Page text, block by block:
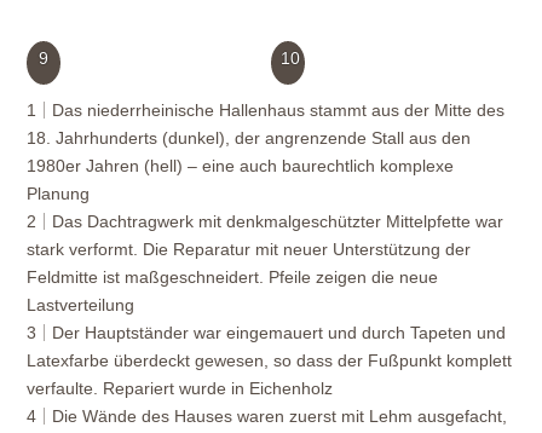
9 10
1
Das niederrheinische Hallenhaus stammt aus der Mitte des
18. Jahrhunderts (dunkel), der angrenzende Stall aus den
1980er Jahren (hell) – eine auch baurechtlich komplexe
Planung
2
Das Dachtragwerk mit denkmalgeschützter Mittelpfette war
stark verformt. Die Reparatur mit neuer Unterstützung der
Feldmitte ist maßgeschneidert. Pfeile zeigen die neue
Lastverteilung
3
Der Hauptständer war eingemauert und durch Tapeten und
Latexfarbe überdeckt gewesen, so dass der Fußpunkt komplett
verfaulte. Repariert wurde in Eichenholz
4
Die Wände des Hauses waren zuerst mit Lehm ausgefacht,